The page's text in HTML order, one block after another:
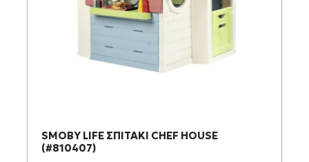
SMOBY LIFE ΣΠΙΤΑΚΙ CHEF HOUSE
(#810407)